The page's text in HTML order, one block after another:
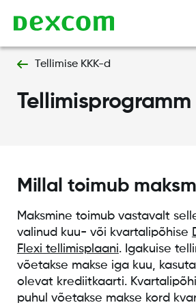
Tellimise KKK-d
Tellimisprogramm
Millal toimub
Maksmine toimub vastavalt
valinud kuu- või kvartalipõhise
Flexi tellimisplaani. Igakuise
võetakse makse iga kuu,
olevat krediitkaarti.
puhul võetakse makse kord